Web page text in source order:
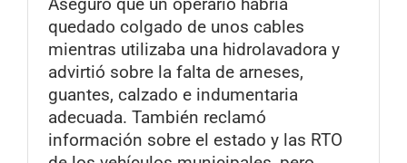
quedado colgado de unos cables
mientras utilizaba una hidrolavadora y
advirtió sobre la falta de arneses,
guantes, calzado e indumentaria
adecuada. También reclamó
información sobre el estado y las RTO